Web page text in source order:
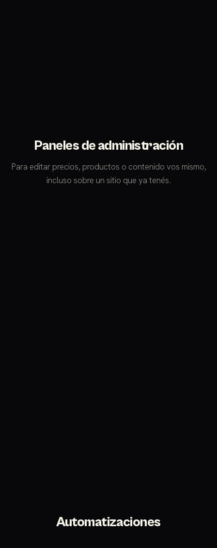
Paneles de administración
Para editar precios, productos o contenido vos mismo,
incluso sobre un sitio que ya tenés.
Automatizaciones